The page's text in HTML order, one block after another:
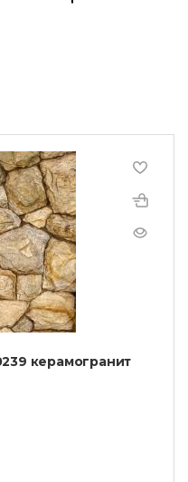
керамогранит